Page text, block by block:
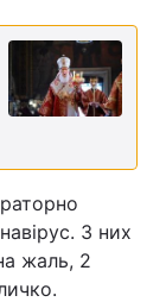
З них
жаль, 2